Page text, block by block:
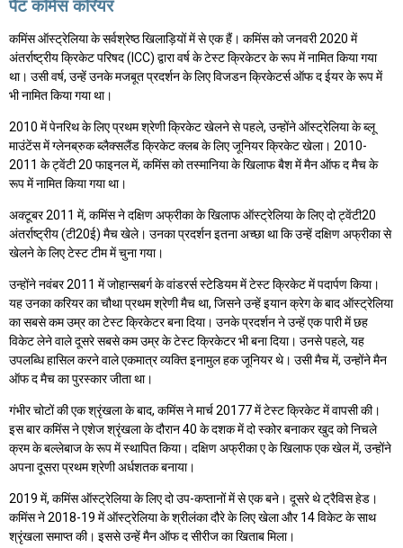
पैट कमिंस करियर
कमिंस ऑस्ट्रेलिया के सर्वश्रेष्ठ खिलाड़ियों में से एक हैं। कमिंस को जनवरी 2020 में
अंतर्राष्ट्रीय क्रिकेट परिषद (ICC) द्वारा वर्ष के टेस्ट क्रिकेटर के रूप में नामित किया गया
था। उसी वर्ष, उन्हें उनके मजबूत प्रदर्शन के लिए विजडन क्रिकेटर्स ऑफ द ईयर के रूप में
भी नामित किया गया था।
2010 में पेनरिथ के लिए प्रथम श्रेणी क्रिकेट खेलने से पहले, उन्होंने ऑस्ट्रेलिया के ब्लू
माउंटेंस में ग्लेनब्रुक ब्लैक्सलैंड क्रिकेट क्लब के लिए जूनियर क्रिकेट खेला। 2010-
2011 के ट्वेंटी 20 फाइनल में, कमिंस को तस्मानिया के खिलाफ बैश में मैन ऑफ द मैच के
रूप में नामित किया गया था।
अक्टूबर 2011 में, कमिंस ने दक्षिण अफ्रीका के खिलाफ ऑस्ट्रेलिया के लिए दो ट्वेंटी20
अंतर्राष्ट्रीय (टी20ई) मैच खेले। उनका प्रदर्शन इतना अच्छा था कि उन्हें दक्षिण अफ्रीका से
खेलने के लिए टेस्ट टीम में चुना गया।
उन्होंने नवंबर 2011 में जोहान्सबर्ग के वांडरर्स स्टेडियम में टेस्ट क्रिकेट में पदार्पण किया।
यह उनका करियर का चौथा प्रथम श्रेणी मैच था, जिसने उन्हें इयान क्रेग के बाद ऑस्ट्रेलिया
का सबसे कम उम्र का टेस्ट क्रिकेटर बना दिया। उनके प्रदर्शन ने उन्हें एक पारी में छह
विकेट लेने वाले दूसरे सबसे कम उम्र के टेस्ट क्रिकेटर भी बना दिया। उनसे पहले, यह
उपलब्धि हासिल करने वाले एकमात्र व्यक्ति इनामुल हक जूनियर थे। उसी मैच में, उन्होंने मैन
ऑफ द मैच का पुरस्कार जीता था।
गंभीर चोटों की एक श्रृंखला के बाद, कमिंस ने मार्च 20177 में टेस्ट क्रिकेट में वापसी की।
इस बार कमिंस ने एशेज श्रृंखला के दौरान 40 के दशक में दो स्कोर बनाकर खुद को निचले
क्रम के बल्लेबाज के रूप में स्थापित किया। दक्षिण अफ्रीका ए के खिलाफ एक खेल में, उन्होंने
अपना दूसरा प्रथम श्रेणी अर्धशतक बनाया।
2019 में, कमिंस ऑस्ट्रेलिया के लिए दो उप-कप्तानों में से एक बने। दूसरे थे ट्रैविस हेड।
कमिंस ने 2018-19 में ऑस्ट्रेलिया के श्रीलंका दौरे के लिए खेला और 14 विकेट के साथ
श्रृंखला समाप्त की। इससे उन्हें मैन ऑफ द सीरीज का खिताब मिला।